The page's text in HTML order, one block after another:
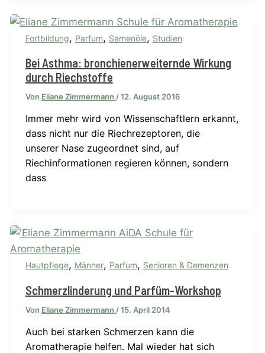
Fortbildung, Parfum, Samenöle, Studien
Bei Asthma: bronchienerweiternde Wirkung
durch Riechstoffe
Von Eliane Zimmermann /12. August 2016
Immer mehr wird von Wissenschaftlern erkannt,
dass nicht nur die Riechrezeptoren, die
unserer Nase zugeordnet sind, auf
Riechinformationen regieren können, sondern
dass
Hautpflege, Männer, Parfum, Senioren & Demenzen
Schmerzlinderung und Parfüm-Workshop
Von Eliane Zimmermann /15. April 2014
Auch bei starken Schmerzen kann die
Aromatherapie helfen. Mal wieder hat sich